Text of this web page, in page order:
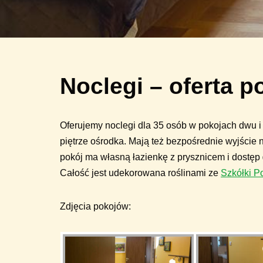
Noclegi – oferta
Oferujemy noclegi dla 35 osób w pokojach dwu
piętrze ośrodka. Mają też bezpośrednie wyjście
pokój ma własną łazienkę z prysznicem i
Całość jest udekorowana roślinami ze Szkółki
Zdjęcia pokojów: